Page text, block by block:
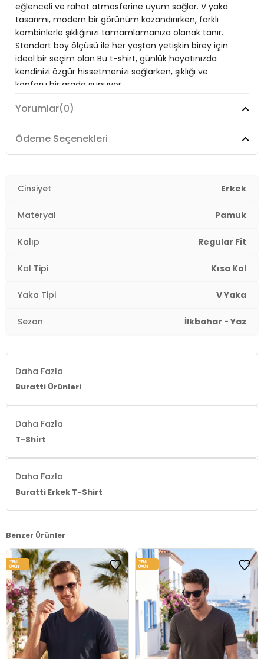
Kumaş Tipi: Belirtilmemiş
Boy:Standart
Kalıp Bilgisi:Regular Fit
Manken Bedeni: 1.90 cm / Göğüs : 107 cm / Bel : 86 cm / Basen :
Yaş Grubu:Yetişkin
3DY15902719.34
eğlenceli ve rahat atmosferine uyum sağlar. V yaka
tasarımı, modern bir görünüm kazandırırken, farklı
kombinlerle şıklığınızı tamamlamanıza olanak tanır.
Standart boy ölçüsü ile her yaştan yetişkin birey için
ideal bir seçim olan Bu t-shirt, günlük hayatınızda
kendinizi özgür hissetmenizi sağlarken, şıklığı ve
konforu bir arada sunuyor.
Yaş Grubu:
3DY15902719.34
Yorumlar(0)
Ödeme Seçenekleri
Cinsiyet Erkek
Materyal Pamuk
Kalıp Regular Fit
Kol Tipi Kısa Kol
Yaka Tipi V Yaka
Sezon İlkbahar - Yaz
Daha Fazla
Buratti Ürünleri
Daha Fazla
T-Shirt
Daha Fazla
Buratti Erkek T-Shirt
Benzer Ürünler
YENI
ÜRÜN
YENI
ÜRÜN